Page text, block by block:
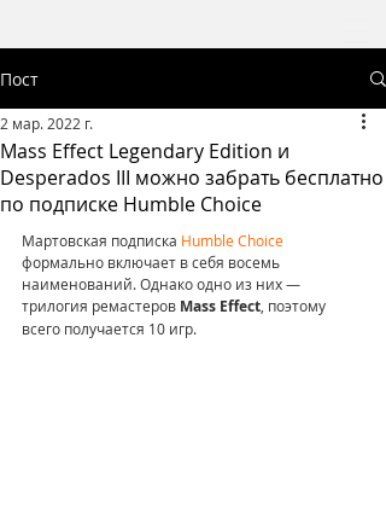
Пост
Mass Effect Legendary Edition и
Desperados III можно забрать бесплатно
по подписке Humble Choice
2 мар. 2022 г.
Мартовская подписка Humble Choice
формально включает в себя восемь
наименований. Однако одно из них —
трилогия ремастеров Mass Effect , поэтому
всего получается 10 игр.